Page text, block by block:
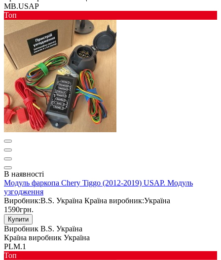
MB.USAP
Toп
В наявності
Модуль фаркопа Chery Tiggo (2012-2019) USAP. Модуль
узгодження
Виробник:B.S. Україна Країна виробник:Україна
1590грн.
Купити
Виробник B.S. Україна
Країна виробник Україна
PLM.1
Toп